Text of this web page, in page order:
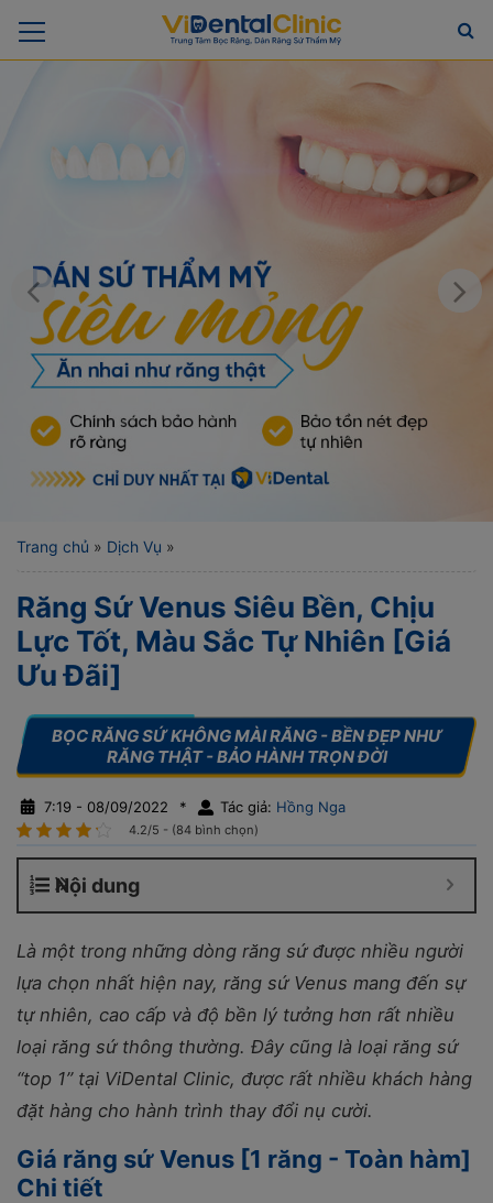
Trang chủ » Dịch Vụ »
Răng Sứ Venus Siêu Bền, Chịu
Lực Tốt, Màu Sắc Tự Nhiên [Giá
Ưu Đãi]
7:19 - 08/09/2022 * Tác giả: Hồng Nga
4.2/5 - (84 bình chọn)
Nội dung
Là một trong những dòng răng sứ được nhiều người
lựa chọn nhất hiện nay, răng sứ Venus mang đến sự
tự nhiên, cao cấp và độ bền lý tưởng hơn rất nhiều
loại răng sứ thông thường. Đây cũng là loại răng sứ
“top 1” tại ViDental Clinic, được rất nhiều khách hàng
đặt hàng cho hành trình thay đổi nụ cười.
Giá răng sứ Venus [1 răng - Toàn hàm]
Chi tiết